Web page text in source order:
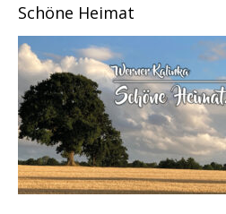
Schöne Heimat